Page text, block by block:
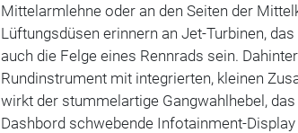
Mittelarmlehne oder an den Seiten der
Lüftungsdüsen erinnern an Jet-Turbinen,
auch die Felge eines Rennrads sein.
Rundinstrument mit integrierten, kleinen
wirkt der stummelartige Gangwahlhebel,
Dashbord schwebende Infotainment-